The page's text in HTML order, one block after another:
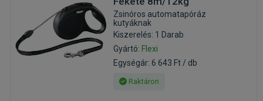
Zsinóros automatapóráz
kutyáknak
Kiszerelés: 1 Darab
Gyártó: Flexi
Egységár: 6 643 Ft / db
Raktáron